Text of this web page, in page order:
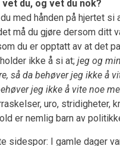
vet du, og vet du nok?
du med hånden på hjertet
må du gjøre dersom ditt
du er opptatt av at det
ikke å si at; jeg og
så da behøver jeg ikke å
jeg ikke å vite noe
uro, stridigheter,
er nemlig barn av
sidespor: I gamle dager